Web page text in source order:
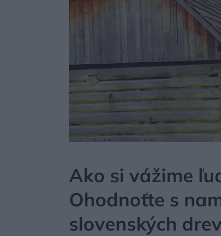
Ako si vážime
Ohodnoťte s
slovenských